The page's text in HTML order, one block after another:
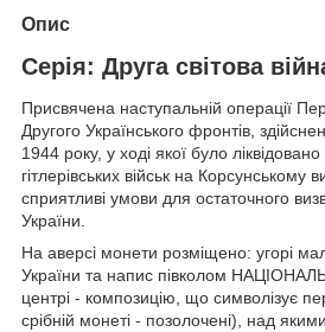
Опис
Серія: Друга світова
Присвячена наступальній операції
Другого Українського фронтів,
1944 року, у ході якої було
гітлерівських військ на Корсунському
сприятливі умови для остаточного
України.
На аверсі монети розміщено: угорі
України та напис півколом
центрі - композицію, що символізує
срібній монеті - позолочені), над